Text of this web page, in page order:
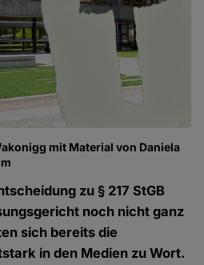
mit Material von Daniela
zu § 217 StGB
noch nicht ganz
sich bereits die
in den Medien zu Wort.